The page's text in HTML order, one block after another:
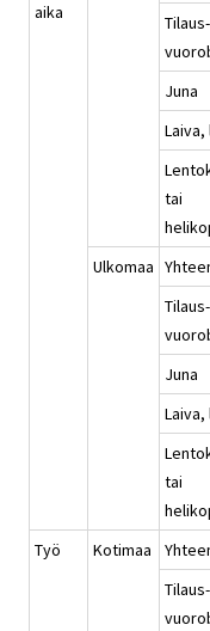
aika
Juna
tai
Ulkomaa
Juna
tai
Työ
Kotimaa